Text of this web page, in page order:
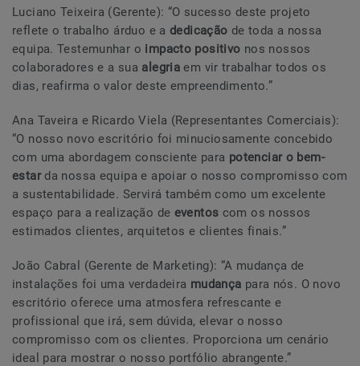
Luciano Teixeira (Gerente): “O sucesso deste projeto
reflete o trabalho árduo e a dedicação de toda a nossa
equipa. Testemunhar o impacto positivo nos nossos
colaboradores e a sua alegria em vir trabalhar todos os
dias, reafirma o valor deste empreendimento.”
Ana Taveira e Ricardo Viela (Representantes Comerciais):
“O nosso novo escritório foi minuciosamente concebido
com uma abordagem consciente para potenciar o bem-
estarda nossa equipa e apoiar o nosso compromisso com
a sustentabilidade. Servirá também como um excelente
espaço para a realização de eventos com os nossos
estimados clientes, arquitetos e clientes finais.”
João Cabral (Gerente de Marketing): “A mudança de
instalações foi uma verdadeira mudança para nós. O novo
escritório oferece uma atmosfera refrescante e
profissional que irá, sem dúvida, elevar o nosso
compromisso com os clientes. Proporciona um cenário
ideal para mostrar o nosso portfólio abrangente.”